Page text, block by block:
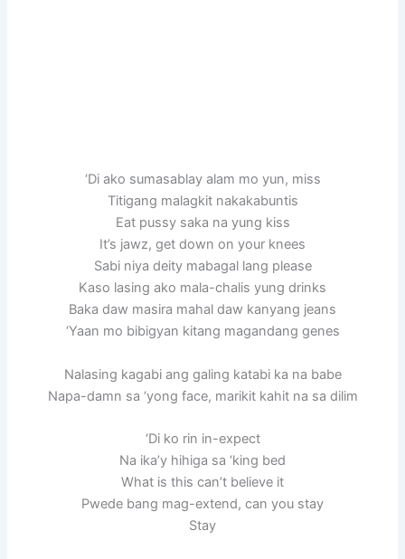
‘Di ako sumasablay alam mo yun, miss
Titigang malagkit nakakabuntis
Eat pussy saka na yung kiss
It’s jawz, get down on your knees
Sabi niya deity mabagal lang please
Kaso lasing ako mala-chalis yung drinks
Baka daw masira mahal daw kanyang jeans
‘Yaan mo bibigyan kitang magandang genes
Nalasing kagabi ang galing katabi ka na babe
Napa-damn sa ‘yong face, marikit kahit na sa dilim
‘Di ko rin in-expect
Na ika’y hihiga sa ‘king bed
What is this can’t believe it
Pwede bang mag-extend, can you stay
Stay